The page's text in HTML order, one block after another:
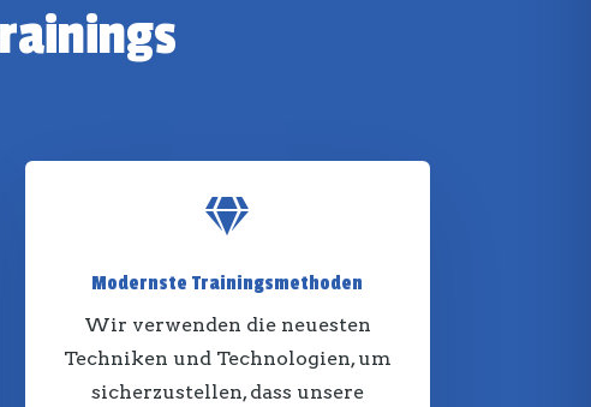

Modernste Trainingsmethoden
Wir verwenden die neuesten
Techniken und Technologien, um
sicherzustellen, dass unsere